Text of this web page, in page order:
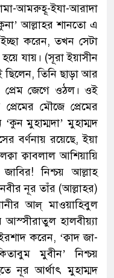
আমরুহূ-ইযা-আরাদা
আল্লাহর শানতো এ
করেন, তখন সেটা
যায়। (সূরা ইয়াসীন
তিনি ছাড়া আর
প্রেম জেগে ওঠল। ওই
প্রেমের মৌজে প্রেমের
মুহাম্মদা’ মুহাম্মদ
বর্ণনায় রয়েছে, ইয়া
ক্বাবলাল আশিয়ায়ি
নিশ্চয় আল্লাহ
নূর তাঁর (আল্লাহর)
আল্ মাওয়াহিবুল
আস্সীরাতুল হালবীয়্যা
করেন, ‘ক্বাদ জা-
মুবীন’ নিশ্চয়
নূর আর্থাৎ মুহাম্মদ